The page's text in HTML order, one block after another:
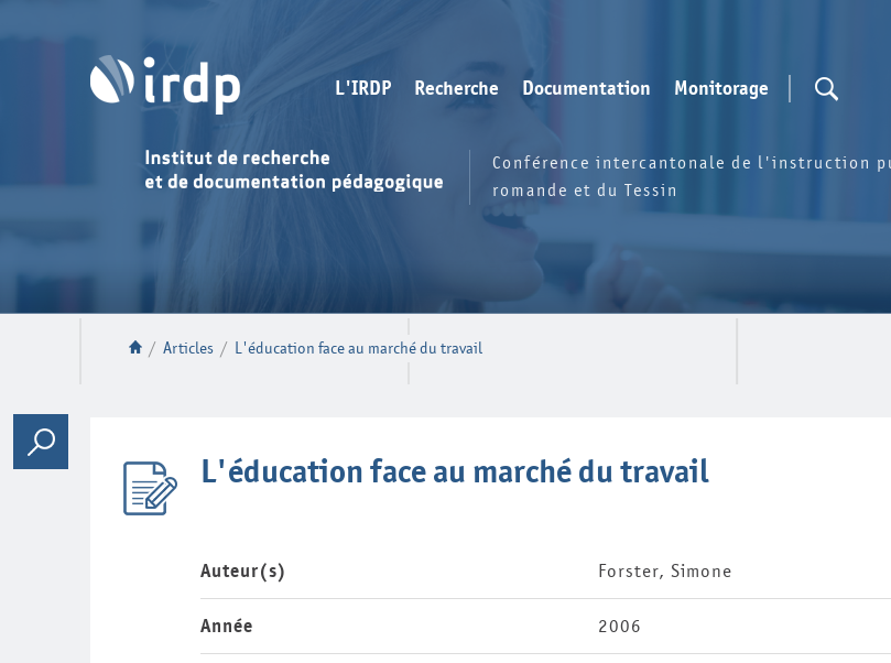
L'IRDP Recherche Documentation Monitorage
Conférence intercantonale de l'instruction
romande et du Tessin
/ Articles / L'éducation face au marché du travail
L'éducation face au marché du travail
Auteur(s) Forster, Simone
Année 2006